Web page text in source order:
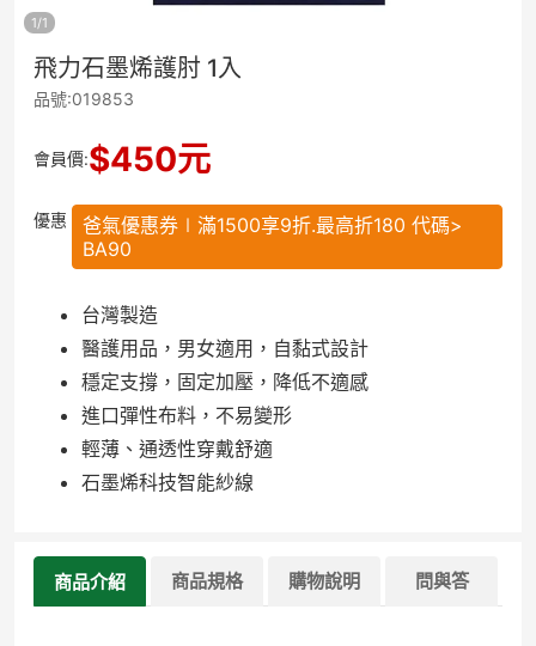
1/1
飛力石墨烯護肘 1入
品號:019853
會員價:$450元
優惠
爸氣優惠券∣滿1500享9折.最高折180 代碼>
BA90
台灣製造
醫護用品，男女適用，自黏式設計
穩定支撐，固定加壓，降低不適感
進口彈性布料，不易變形
輕薄、通透性穿戴舒適
石墨烯科技智能紗線
商品介紹 商品規格 購物說明 問與答